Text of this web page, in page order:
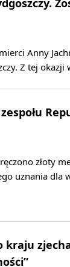
Anny
Z tej
złoty
uznania dla
kraju